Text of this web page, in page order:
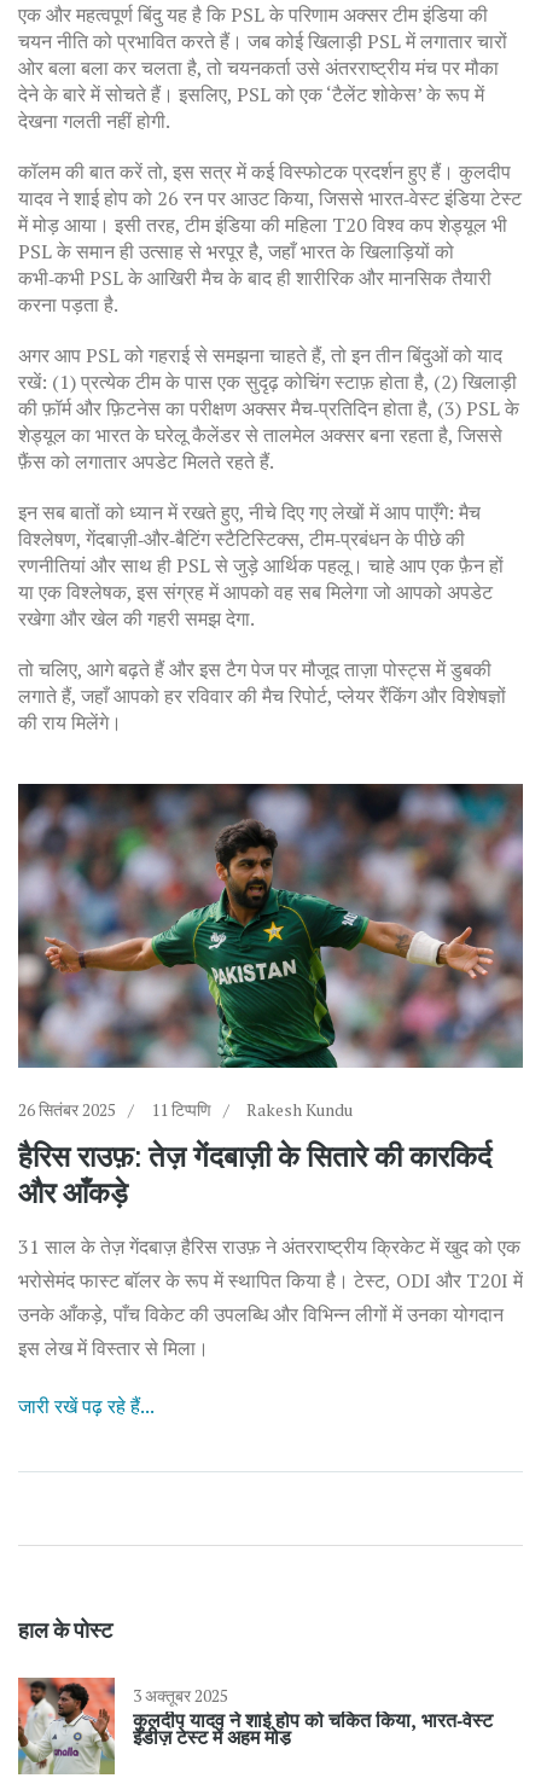
एक और महत्वपूर्ण बिंदु यह है कि PSL के परिणाम अक्सर टीम इंडिया की
चयन नीति को प्रभावित करते हैं। जब कोई खिलाड़ी PSL में लगातार चारों
ओर बला बला कर चलता है, तो चयनकर्ता उसे अंतरराष्ट्रीय मंच पर मौका
देने के बारे में सोचते हैं। इसलिए, PSL को एक ‘टैलेंट शोकेस’ के रूप में
देखना गलती नहीं होगी.
कॉलम की बात करें तो, इस सत्र में कई विस्फोटक प्रदर्शन हुए हैं। कुलदीप
यादव ने शाई होप को 26 रन पर आउट किया, जिससे भारत‑वेस्ट इंडिया टेस्ट
में मोड़ आया। इसी तरह, टीम इंडिया की महिला T20 विश्व कप शेड्यूल भी
PSL के समान ही उत्साह से भरपूर है, जहाँ भारत के खिलाड़ियों को
कभी‑कभी PSL के आखिरी मैच के बाद ही शारीरिक और मानसिक तैयारी
करना पड़ता है.
अगर आप PSL को गहराई से समझना चाहते हैं, तो इन तीन बिंदुओं को याद
रखें: (1) प्रत्येक टीम के पास एक सुदृढ़ कोचिंग स्टाफ़ होता है, (2) खिलाड़ी
की फ़ॉर्म और फ़िटनेस का परीक्षण अक्सर मैच‑प्रतिदिन होता है, (3) PSL के
शेड्यूल का भारत के घरेलू कैलेंडर से तालमेल अक्सर बना रहता है, जिससे
फ़ैंस को लगातार अपडेट मिलते रहते हैं.
इन सब बातों को ध्यान में रखते हुए, नीचे दिए गए लेखों में आप पाएँगे: मैच
विश्लेषण, गेंदबाज़ी‑और‑बैटिंग स्टैटिस्टिक्स, टीम‑प्रबंधन के पीछे की
रणनीतियां और साथ ही PSL से जुड़े आर्थिक पहलू। चाहे आप एक फ़ैन हों
या एक विश्लेषक, इस संग्रह में आपको वह सब मिलेगा जो आपको अपडेट
रखेगा और खेल की गहरी समझ देगा.
तो चलिए, आगे बढ़ते हैं और इस टैग पेज पर मौजूद ताज़ा पोस्ट्स में डुबकी
लगाते हैं, जहाँ आपको हर रविवार की मैच रिपोर्ट, प्लेयर रैंकिंग और विशेषज्ञों
की राय मिलेंगे।
26 सितंबर 2025 11 टिप्पणि Rakesh Kundu
हैरिस राउफ़: तेज़ गेंदबाज़ी के सितारे की कारकिर्द
और आँकड़े
31 साल के तेज़ गेंदबाज़ हैरिस राउफ़ ने अंतरराष्ट्रीय क्रिकेट में खुद को एक
भरोसेमंद फास्ट बॉलर के रूप में स्थापित किया है। टेस्ट, ODI और T20I में
उनके आँकड़े, पाँच विकेट की उपलब्धि और विभिन्न लीगों में उनका योगदान
इस लेख में विस्तार से मिला।
जारी रखें पढ़ रहे हैं...
हाल के पोस्ट
3 अक्तूबर 2025
कुलदीप यादव ने शाई होप को चकित किया, भारत‑वेस्ट
इंडीज़ टेस्ट में अहम मोड़